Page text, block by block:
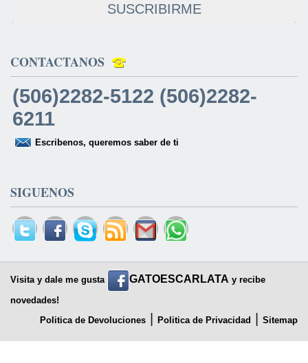
SUSCRIBIRME
CONTACTANOS
(506)2282-5122 (506)2282-
6211
Escribenos, queremos saber de ti
SIGUENOS
Visita y dale me gusta GATOESCARLATA y recibe
novedades!
Politica de Devoluciones
Politica de Privacidad Sitemap